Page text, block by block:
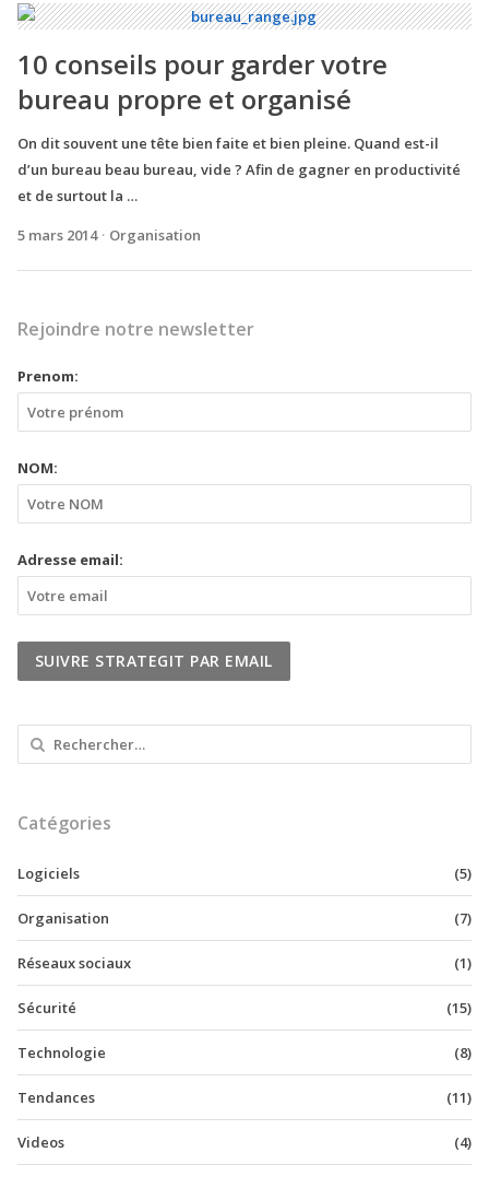
10 conseils pour garder votre
bureau propre et organisé
On dit souvent une tête bien faite et bien pleine. Quand est-il
d’un bureau beau bureau, vide ? Afin de gagner en productivité
et de surtout la …
5 mars 2014
Organisation
Rejoindre notre newsletter
Prenom:
NOM:
Adresse email:
Rechercher :
Catégories
Logiciels (5)
Organisation (7)
Réseaux sociaux (1)
Sécurité (15)
Technologie (8)
Tendances (11)
Videos (4)